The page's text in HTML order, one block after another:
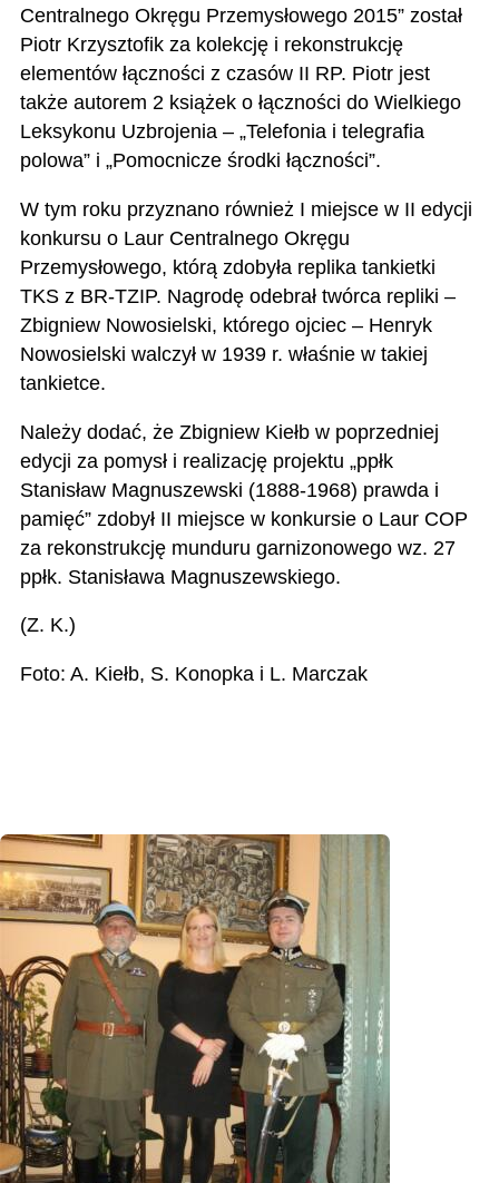
Centralnego Okręgu Przemysłowego 2015” został
Piotr Krzysztofik za kolekcję i rekonstrukcję
elementów łączności z czasów II RP. Piotr jest
także autorem 2 książek o łączności do Wielkiego
Leksykonu Uzbrojenia – „Telefonia i telegrafia
polowa” i „Pomocnicze środki łączności”.
W tym roku przyznano również I miejsce w II edycji
konkursu o Laur Centralnego Okręgu
Przemysłowego, którą zdobyła replika tankietki
TKS z BR-TZIP. Nagrodę odebrał twórca repliki –
Zbigniew Nowosielski, którego ojciec – Henryk
Nowosielski walczył w 1939 r. właśnie w takiej
tankietce.
Należy dodać, że Zbigniew Kiełb w poprzedniej
edycji za pomysł i realizację projektu „ppłk
Stanisław Magnuszewski (1888-1968) prawda i
pamięć” zdobył II miejsce w konkursie o Laur COP
za rekonstrukcję munduru garnizonowego wz. 27
ppłk. Stanisława Magnuszewskiego.
(Z. K.)
Foto: A. Kiełb, S. Konopka i L. Marczak